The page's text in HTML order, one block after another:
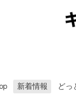
新着情報 どっ